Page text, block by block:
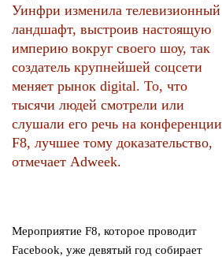
Уинфри изменила телевизионный
ландшафт, выстроив настоящую
империю вокруг своего шоу, так
создатель крупнейшей соцсети
меняет рынок digital. То, что
тысячи людей смотрели или
слушали его речь на конференции
F8, лучшее тому доказательство,
отмечает Adweek.
Мероприятие F8, которое проводит
Facebook, уже девятый год собирает